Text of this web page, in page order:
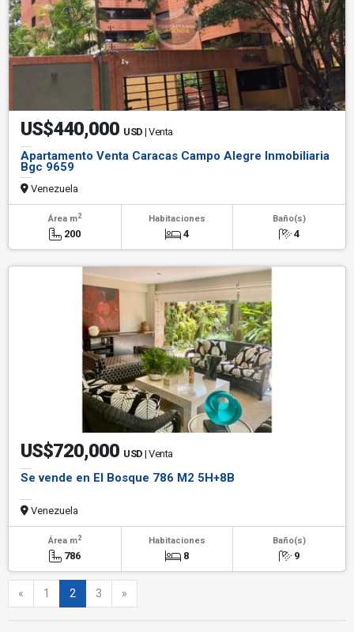
US$440,000 USD | Venta
Apartamento Venta Caracas Campo Alegre Inmobiliaria
Bgc 9659
Venezuela
Área m2
200
Habitaciones
4
Baño(s)
4
US$720,000 USD | Venta
Se vende en El Bosque 786 M2 5H+8B
Venezuela
Área m2
786
Habitaciones
8
Baño(s)
9
« Anterior
1 2 3 »